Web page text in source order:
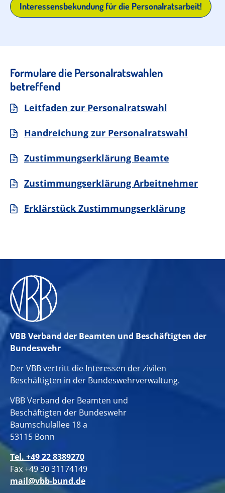
Interessensbekundung für die Personalratsarbeit!
Formulare die Personalratswahlen
betreffend
Leitfaden zur Personalratswahl
Handreichung zur Personalratswahl
Zustimmungserklärung Beamte
Zustimmungserklärung Arbeitnehmer
Erklärstück Zustimmungserklärung
VBB Verband der Beamten und Beschäftigten der
Bundeswehr
Der VBB vertritt die Interessen der zivilen
Beschäftigten in der Bundeswehrverwaltung.
VBB Verband der Beamten und
Beschäftigten der Bundeswehr
Baumschulallee 18 a
53115 Bonn
Tel. +49 22 8389270
Fax +49 30 31174149
mail@vbb-bund.de